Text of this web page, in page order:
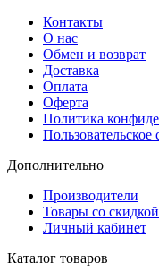
Контакты
О нас
Обмен и возврат
Доставка
Оплата
Оферта
Политика
Пользовательское
Дополнительно
Производители
Товары со скидкой
Личный кабинет
Каталог товаров